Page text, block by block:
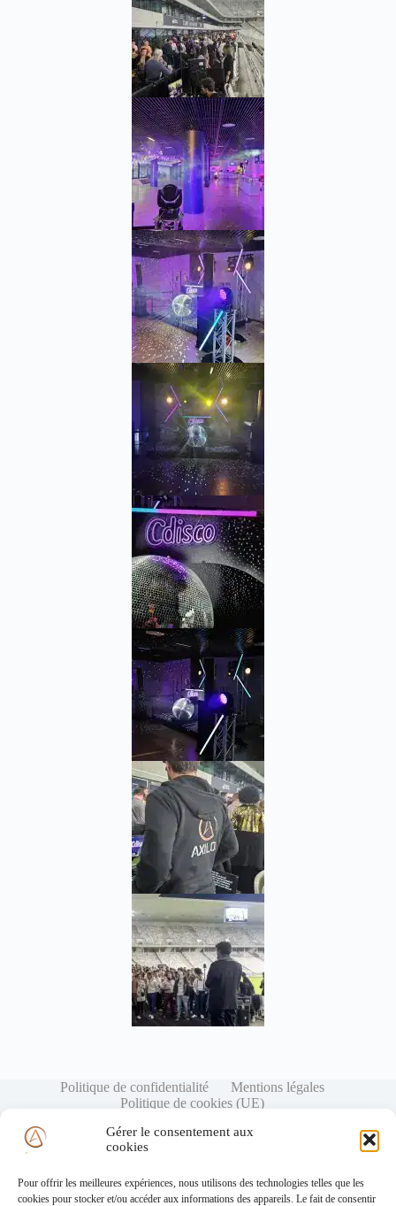
Gérer le consentement aux
cookies
Pour offrir les meilleures expériences, nous utilisons des technologies telles que les
cookies pour stocker et/ou accéder aux informations des appareils. Le fait de consentir
Politique de confidentialité
Mentions légales
Politique de cookies (UE)